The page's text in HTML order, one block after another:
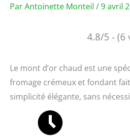
ParAntoinette Monteil /9 avril
4.8/5 - (6
Le mont d’or chaud est une
fromage crémeux et fondant
simplicité élégante, sans